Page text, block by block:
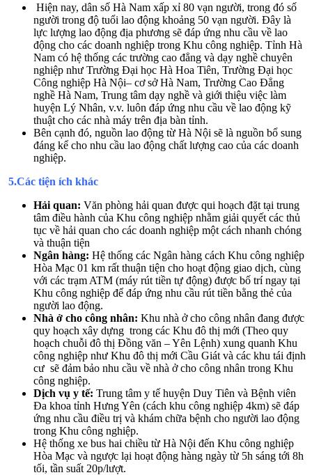
Hiện nay, dân số Hà Nam xấp xỉ 80 vạn người, trong đó số
người trong độ tuổi lao động khoảng 50 vạn người. Đây là
lực lượng lao động địa phương sẽ đáp ứng nhu cầu về lao
động cho các doanh nghiệp trong Khu công nghiệp. Tỉnh Hà
Nam có hệ thống các trường cao đẳng và dạy nghề chuyên
nghiệp như Trường Đại học Hà Hoa Tiên, Trường Đại học
Công nghiệp Hà Nội– cơ sở Hà Nam, Trường Cao Đẳng
nghề Hà Nam, Trung tâm dạy nghề và giới thiệu việc làm
huyện Lý Nhân, v.v. luôn đáp ứng nhu cầu về lao động kỹ
thuật cho các nhà máy trên địa bàn tỉnh.
Bên cạnh đó, nguồn lao động từ Hà Nội sẽ là nguồn bổ sung
đáng kể cho nhu cầu lao động chất lượng cao của các doanh
nghiệp.
5.Các tiện ích khác
Hải quan: Văn phòng hải quan được qui hoạch đặt tại trung
tâm điều hành của Khu công nghiệp nhằm giải quyết các thủ
tục về hải quan cho các doanh nghiệp một cách nhanh chóng
và thuận tiện
Ngân hàng: Hệ thống các Ngân hàng cách Khu công nghiệp
Hòa Mạc 01 km rất thuận tiện cho hoạt động giao dịch, cùng
với các trạm ATM (máy rút tiền tự động) được bố trí ngay tại
Khu công nghiệp để đáp ứng nhu cầu rút tiền bằng thẻ của
người lao động.
Nhà ở cho công nhân: Khu nhà ở cho công nhân đang được
quy hoạch xây dựng trong các Khu đô thị mới (Theo quy
hoạch chuỗi đô thị Đồng văn – Yên Lệnh) xung quanh Khu
công nghiệp như Khu đô thị mới Cầu Giát và các khu tái định
cư sẽ đảm bảo nhu cầu về nhà ở cho công nhân trong Khu
công nghiệp.
Dịch vụ y tế: Trung tâm y tế huyện Duy Tiên và Bệnh viên
Đa khoa tỉnh Hưng Yên (cách khu công nghiệp 4km) sẽ đáp
ứng nhu cầu điều trị và khám chữa bệnh cho người lao động
trong Khu công nghiệp.
Hệ thống xe bus hai chiều từ Hà Nội đến Khu công nghiệp
Hòa Mạc và ngược lại hoạt động hàng ngày từ 5h sáng tới 8h
tối, tần suất 20p/lượt.